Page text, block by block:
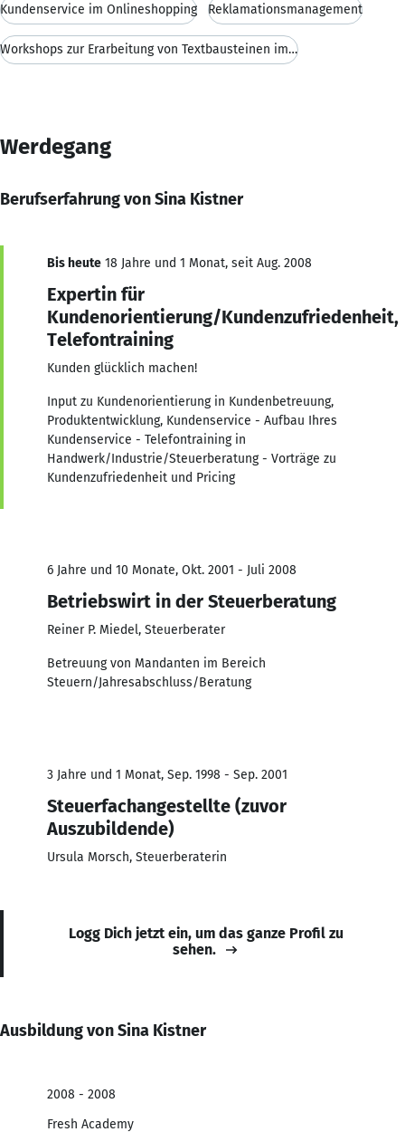
Kundenservice im Onlineshopping Reklamationsmanagement
Workshops zur Erarbeitung von Textbausteinen im Ku
Werdegang
Berufserfahrung von Sina Kistner
Bis heute 18 Jahre und 1 Monat, seit Aug. 2008
Expertin für
Kundenorientierung/Kundenzufriedenheit,
Telefontraining
Kunden glücklich machen!
Input zu Kundenorientierung in Kundenbetreuung,
Produktentwicklung, Kundenservice - Aufbau Ihres
Kundenservice - Telefontraining in
Handwerk/Industrie/Steuerberatung - Vorträge zu
Kundenzufriedenheit und Pricing
6 Jahre und 10 Monate, Okt. 2001 - Juli 2008
Betriebswirt in der Steuerberatung
Reiner P. Miedel, Steuerberater
Betreuung von Mandanten im Bereich
Steuern/Jahresabschluss/Beratung
3 Jahre und 1 Monat, Sep. 1998 - Sep. 2001
Steuerfachangestellte (zuvor
Auszubildende)
Ursula Morsch, Steuerberaterin
Logg Dich jetzt ein, um das ganze Profil zu
sehen.
Ausbildung von Sina Kistner
2008 - 2008
Fresh Academy